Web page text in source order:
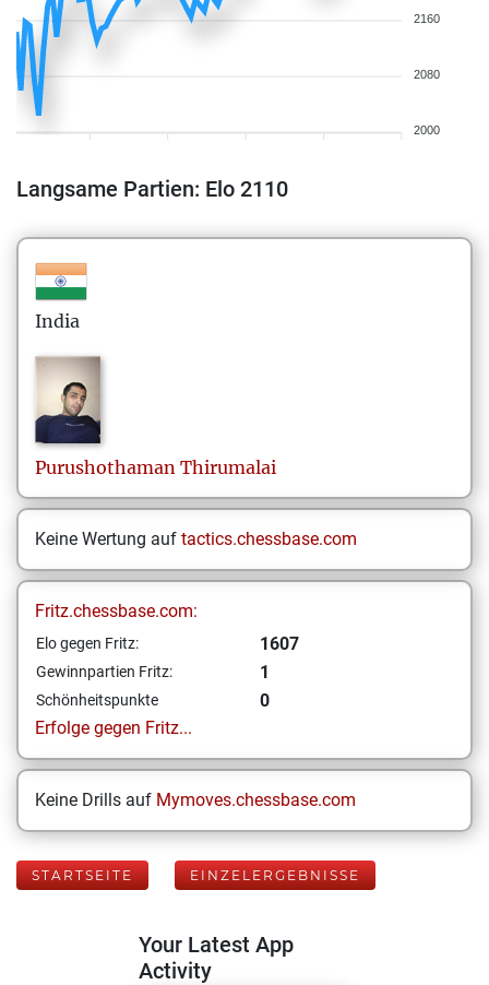
2160
2080
2000
Langsame Partien: Elo 2110
India
Purushothaman Thirumalai
Keine Wertung auf tactics.chessbase.com
Fritz.chessbase.com:
Elo gegen Fritz: 1607
Gewinnpartien Fritz: 1
Schönheitspunkte
0
Erfolge gegen Fritz...
Keine Drills auf Mymoves.chessbase.com
STARTSEITE EINZELERGEBNISSE
Your Latest App
Activity